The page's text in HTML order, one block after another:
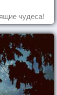
чудеса!